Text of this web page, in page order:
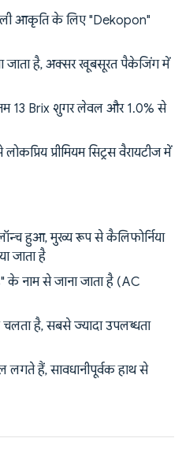
आकृति के लिए "Dekopon"
जाता है, अक्सर खूबसूरत पैकेजिंग में
13 Brix शुगर लेवल और 1.0% से
प्रीमियम सिट्रस वैरायटीज में
हुआ, मुख्य रूप से कैलिफोर्निया
जाता है
के नाम से जाना जाता है (AC
है, सबसे ज्यादा उपलब्धता
हैं, सावधानीपूर्वक हाथ से